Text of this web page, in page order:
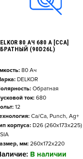
80 АЧ 680 А [CCA]
(90D26L)
80 Ач
DELKOR
Обратная
ток: 680
12
Ca/Ca, Punch, Ag+
корпуса: D26 (260x173x225)
мм: 260x172x220
В наличии